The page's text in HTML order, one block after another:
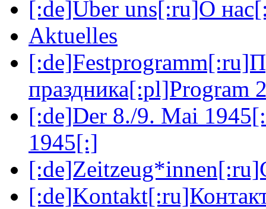
[:de]Über uns[:ru]О
Aktuelles
праздника[:pl]Program
[:de]Der 8./9. Mai
1945[:]